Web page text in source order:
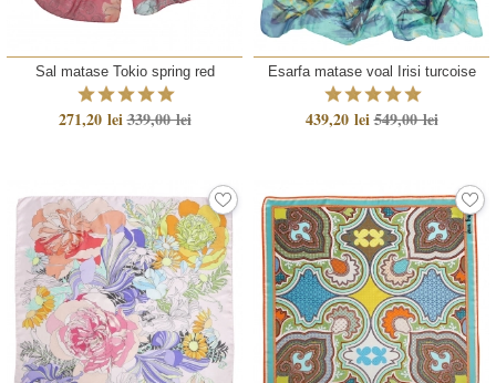
Sal matase Tokio spring red
271,20 lei339,00 lei
Esarfa matase voal Irisi turcoise
439,20 lei549,00 lei